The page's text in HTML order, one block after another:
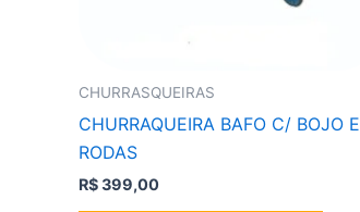
CHURRASQUEIRAS
CHURRAQUEIRA BAFO C/ BOJO E
RODAS
R$399,00